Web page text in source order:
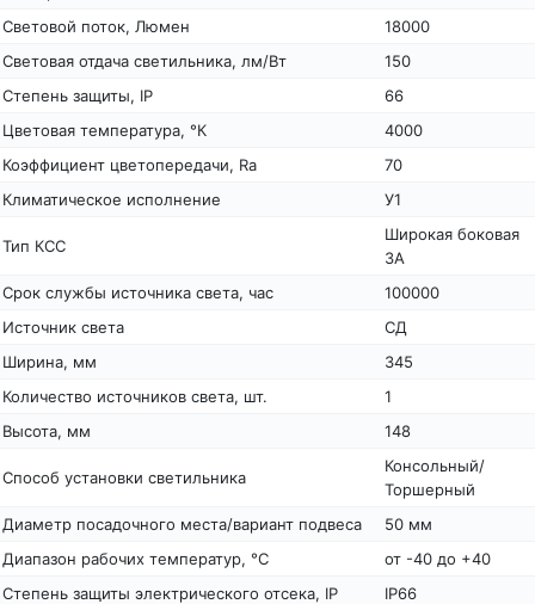
Световой поток, Люмен
18000
Световая отдача светильника, лм/Вт
150
Степень защиты, IP
66
Цветовая температура, °К
4000
Коэффициент цветопередачи, Ra
70
Климатическое исполнение
У1
Тип КСС
Широкая боковая
3А
Срок службы источника света, час
100000
Источник света
СД
Ширина, мм
345
Количество источников света, шт.
1
Высота, мм
148
Способ установки светильника
Консольный/
Торшерный
Диаметр посадочного места/вариант подвеса
50 мм
Диапазон рабочих температур, °С
от -40 до +40
Степень защиты электрического отсека, IP
IP66